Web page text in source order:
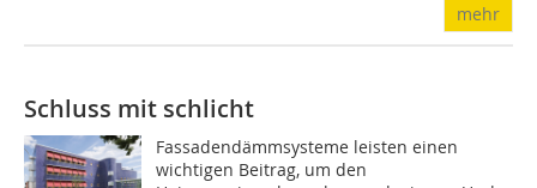
mehr
Schluss mit schlicht
Fassadendämmsysteme leisten einen
wichtigen Beitrag, um den